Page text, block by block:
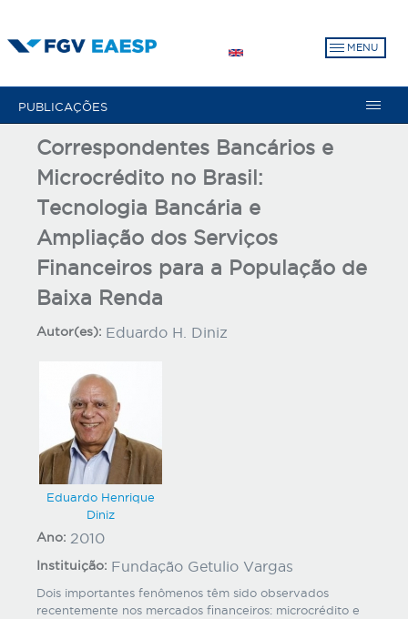
para
MENU
PUBLICAÇÕES
Correspondentes Bancários e
Microcrédito no Brasil:
Tecnologia Bancária e
Ampliação dos Serviços
Financeiros para a População de
Baixa Renda
Autor(es): Eduardo H. Diniz
Eduardo Henrique
Diniz
Ano: 2010
Instituição: Fundação Getulio Vargas
Dois importantes fenômenos têm sido observados
recentemente nos mercados financeiros: microcrédito e